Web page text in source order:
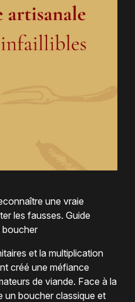
une vraie
les fausses. Guide
et la multiplication
créé une méfiance
de viande. Face à la
boucher classique et